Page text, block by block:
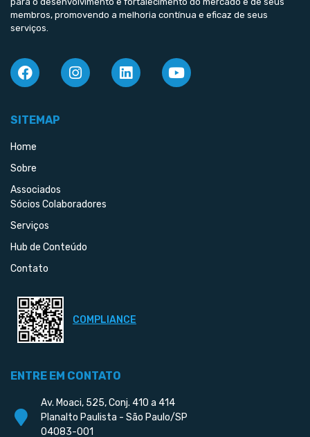
membros, promovendo a melhoria contínua e eficaz de seus
serviços.
SITEMAP
Home
Sobre
Associados
Sócios Colaboradores
Serviços
Hub de Conteúdo
Contato
COMPLIANCE
ENTRE EM CONTATO
Av. Moaci, 525, Conj. 410 a 414
Planalto Paulista - São Paulo/SP
04083-001